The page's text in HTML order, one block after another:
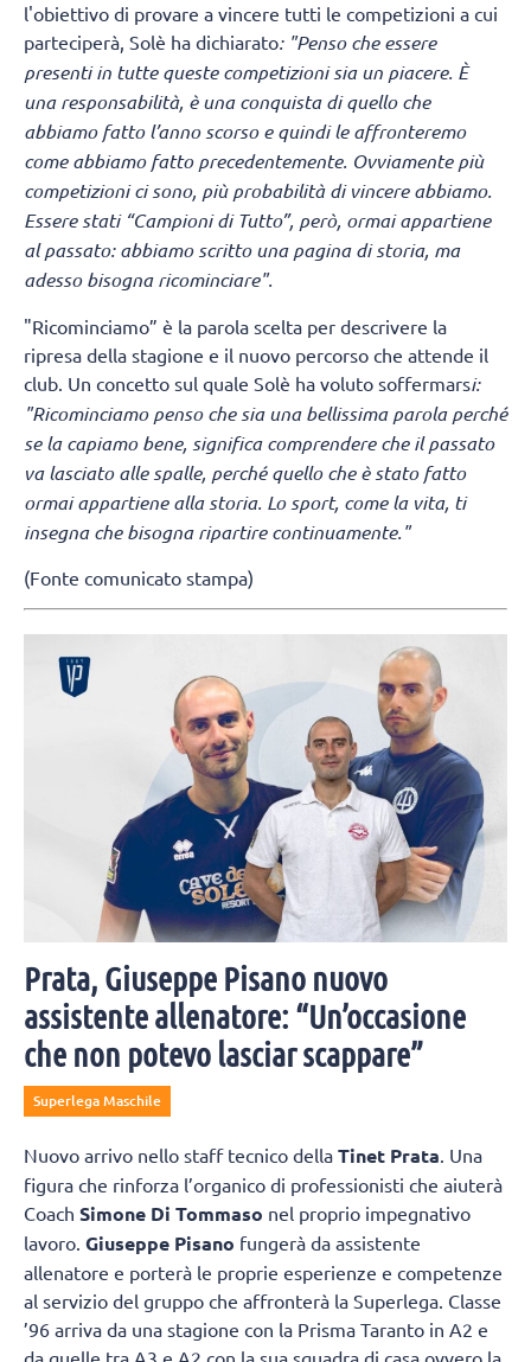
l'obiettivo di provare a vincere tutti le competizioni a cui
parteciperà, Solè ha dichiarato: "Penso che essere
presenti in tutte queste competizioni sia un piacere. È
una responsabilità, è una conquista di quello che
abbiamo fatto l’anno scorso e quindi le affronteremo
come abbiamo fatto precedentemente. Ovviamente più
competizioni ci sono, più probabilità di vincere abbiamo.
Essere stati “Campioni di Tutto”, però, ormai appartiene
al passato: abbiamo scritto una pagina di storia, ma
adesso bisogna ricominciare".
"Ricominciamo” è la parola scelta per descrivere la
ripresa della stagione e il nuovo percorso che attende il
club. Un concetto sul quale Solè ha voluto soffermarsi:
"Ricominciamo penso che sia una bellissima parola perché
se la capiamo bene, significa comprendere che il passato
va lasciato alle spalle, perché quello che è stato fatto
ormai appartiene alla storia. Lo sport, come la vita, ti
insegna che bisogna ripartire continuamente."
(Fonte comunicato stampa)
Prata, Giuseppe Pisano nuovo
assistente allenatore: “Un’occasione
che non potevo lasciar scappare”
Superlega Maschile
Nuovo arrivo nello staff tecnico della Tinet Prata . Una
figura che rinforza l’organico di professionisti che aiuterà
Coach Simone Di Tommaso nel proprio impegnativo
lavoro. Giuseppe Pisano fungerà da assistente
allenatore e porterà le proprie esperienze e competenze
al servizio del gruppo che affronterà la Superlega. Classe
’96 arriva da una stagione con la Prisma Taranto in A2 e
da quelle tra A3 e A2 con la sua squadra di casa ovvero la